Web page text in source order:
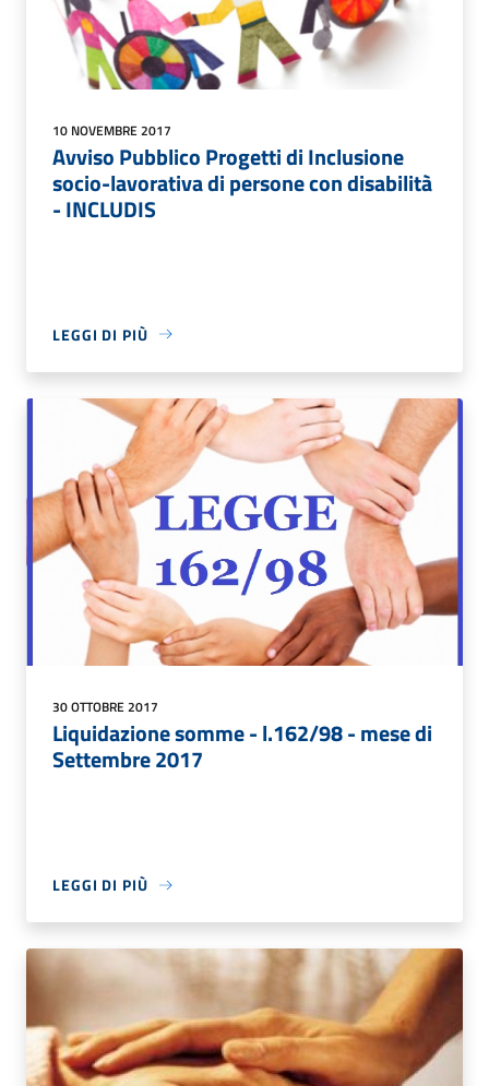
10 NOVEMBRE 2017
Avviso Pubblico Progetti di Inclusione
socio-lavorativa di persone con disabilità
- INCLUDIS
LEGGI DI PIÙ
30 OTTOBRE 2017
Liquidazione somme - l.162/98 - mese di
Settembre 2017
LEGGI DI PIÙ